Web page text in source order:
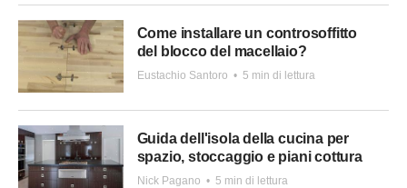
Come installare un controsoffitto
del blocco del macellaio?
Eustachio Santoro • 5 min di lettura
Guida dell'isola della cucina per
spazio, stoccaggio e piani cottura
Nick Pagano • 5 min di lettura